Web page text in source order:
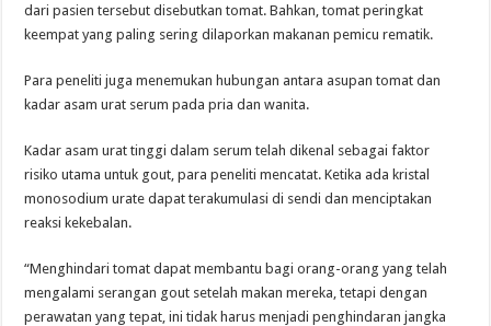
dari pasien tersebut disebutkan tomat. Bahkan, tomat peringkat
keempat yang paling sering dilaporkan makanan pemicu rematik.
Para peneliti juga menemukan hubungan antara asupan tomat dan
kadar asam urat serum pada pria dan wanita.
Kadar asam urat tinggi dalam serum telah dikenal sebagai faktor
risiko utama untuk gout, para peneliti mencatat. Ketika ada kristal
monosodium urate dapat terakumulasi di sendi dan menciptakan
reaksi kekebalan.
“Menghindari tomat dapat membantu bagi orang-orang yang telah
mengalami serangan gout setelah makan mereka, tetapi dengan
perawatan yang tepat, ini tidak harus menjadi penghindaran jangka